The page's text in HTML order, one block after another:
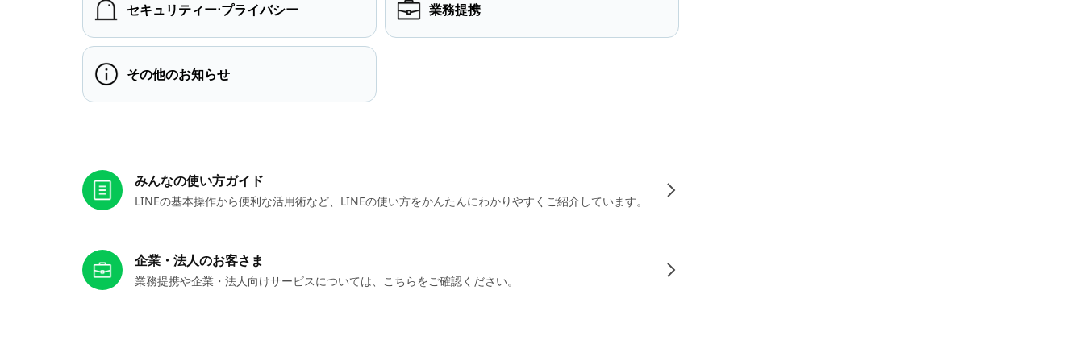
セキュリティー⋅プライバシー 業務提携
その他のお知らせ
みんなの使い方ガイド
LINEの基本操作から便利な活用術など、LINEの使い方をかんたんにわかりやすくご紹介しています。
企業・法人のお客さま
業務提携や企業・法人向けサービスについては、こちらをご確認ください。